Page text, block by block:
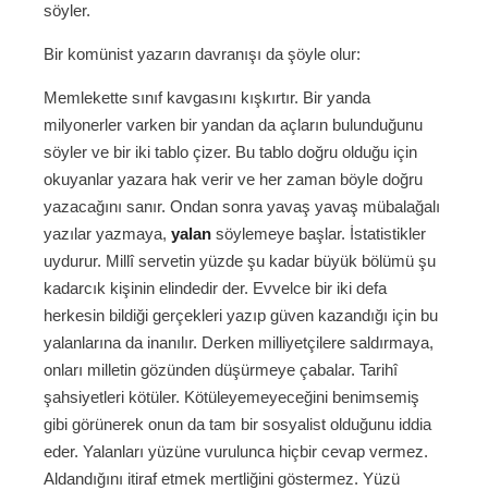
söyler.
Bir komünist yazarın davranışı da şöyle olur:
Memlekette sınıf kavgasını kışkırtır. Bir yanda
milyonerler varken bir yandan da açların bulunduğunu
söyler ve bir iki tablo çizer. Bu tablo doğru olduğu için
okuyanlar yazara hak verir ve her zaman böyle doğru
yazacağını sanır. Ondan sonra yavaş yavaş mübalağalı
yazılar yazmaya, yalan söylemeye başlar. İstatistikler
uydurur. Millî servetin yüzde şu kadar büyük bölümü şu
kadarcık kişinin elindedir der. Evvelce bir iki defa
herkesin bildiği gerçekleri yazıp güven kazandığı için bu
yalanlarına da inanılır. Derken milliyetçilere saldırmaya,
onları milletin gözünden düşürmeye çabalar. Tarihî
şahsiyetleri kötüler. Kötüleyemeyeceğini benimsemiş
gibi görünerek onun da tam bir sosyalist olduğunu iddia
eder. Yalanları yüzüne vurulunca hiçbir cevap vermez.
Aldandığını itiraf etmek mertliğini göstermez. Yüzü